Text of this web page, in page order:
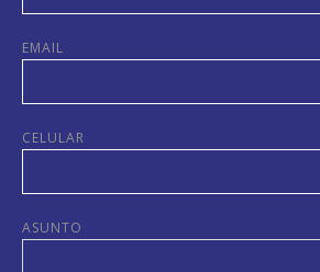
EMAIL
CELULAR
ASUNTO